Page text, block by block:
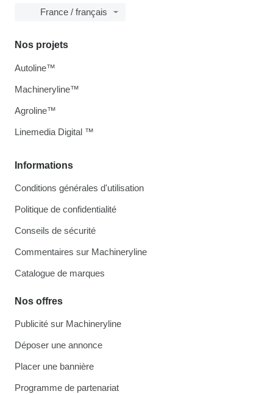
France / français
Informations
Conditions générales d'utilisation
Politique de confidentialité
Conseils de sécurité
Commentaires sur Machineryline
Catalogue de marques
Nos offres
Publicité sur Machineryline
Déposer une annonce
Placer une bannière
Programme de partenariat
Nos projets
Autoline™
Machineryline™
Agroline™
Linemedia Digital ™